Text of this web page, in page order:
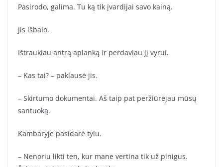
Pasirodo, galima. Tu ką tik įvardijai savo kainą.
Jis išbalo.
Ištraukiau antrą aplanką ir perdaviau jį vyrui.
– Kas tai? – paklausė jis.
– Skirtumo dokumentai. Aš taip pat peržiūrėjau mūsų
santuoką.
Kambaryje pasidarė tylu.
– Nenoriu likti ten, kur mane vertina tik už pinigus.